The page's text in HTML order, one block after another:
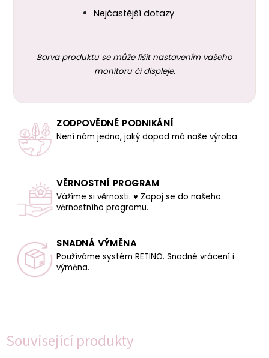
Související produkty
Nejčastější dotazy
Barva produktu se může lišit nastavením vašeho
monitoru či displeje.
ZODPOVĚDNÉ PODNIKÁNÍ
Není nám jedno, jaký dopad má naše výroba.
VĚRNOSTNÍ PROGRAM
Vážíme si věrnosti. ♥ Zapoj se do našeho
věrnostního programu.
SNADNÁ VÝMĚNA
Používáme systém RETINO. Snadné vrácení i
výměna.